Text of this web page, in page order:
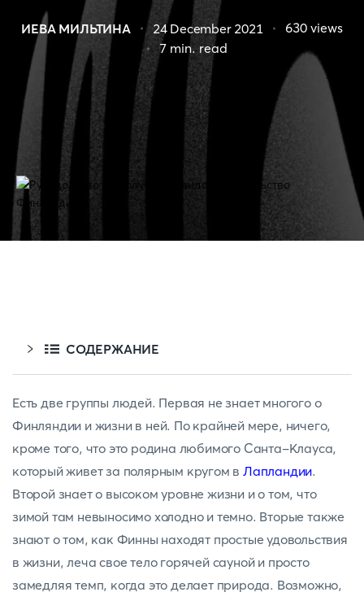
ИЕВА МИЛЬТИНА 24 December 2021 630views
7min. read
СОДЕРЖАНИЕ
Есть две группы людей. Первая не знает многого о
Финляндии и жизни в ней. По крайней мере, ничего,
кроме того, что это родина любимого Санта-Клауса,
который живет за полярным кругом в Лапландии.
Второй знает о высоком уровне жизни и о том, что
зимой там невыносимо холодно и темно. Вторые также
знают о том, как Финны находят простые удовольствия
в жизни, леча свое тело горячей сауной и просто
замедляя темп, когда это делает природа. Возможно,